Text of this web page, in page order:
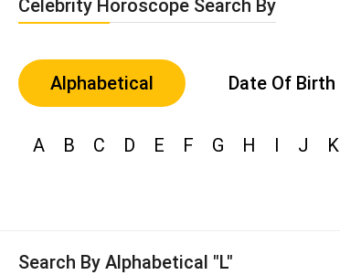
Celebrity Horoscope Search By
Alphabetical Date Of Birth
A B C D E F G H I J K
Search By Alphabetical "L"